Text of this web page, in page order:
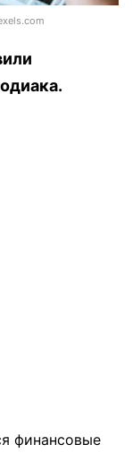
финансовые